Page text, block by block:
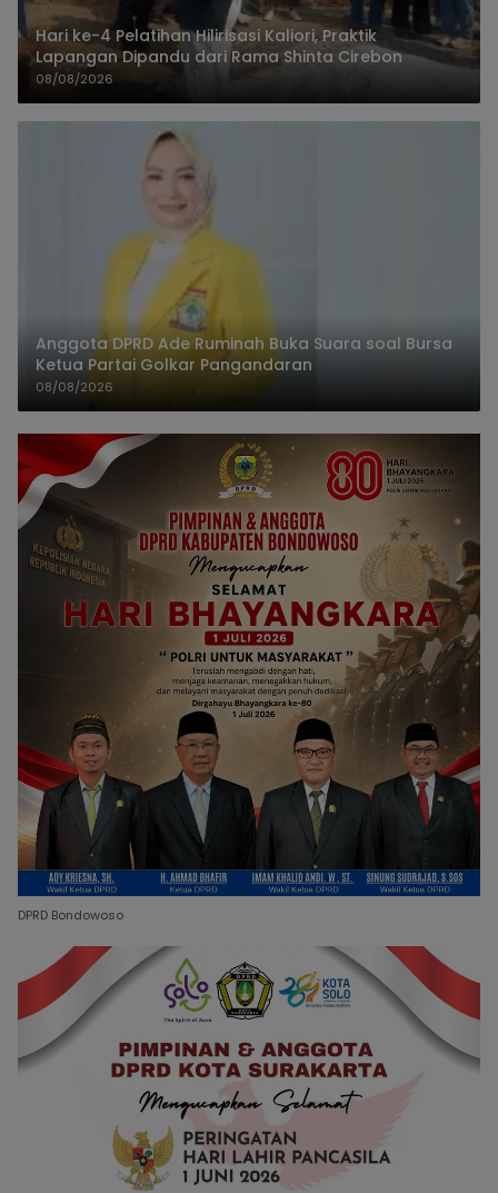
Hari ke-4 Pelatihan Hilirisasi Kaliori, Praktik
Lapangan Dipandu dari Rama Shinta Cirebon
08/08/2026
Anggota DPRD Ade Ruminah Buka Suara soal Bursa
Ketua Partai Golkar Pangandaran
08/08/2026
DPRD Bondowoso